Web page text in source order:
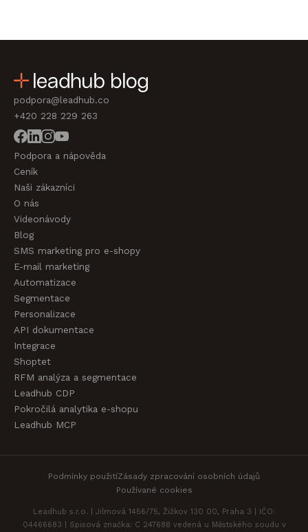
podpora@leadhub.co
+420 228 229 263
Podpora a nápověda
Ceník
Naši zákazníci
O nás
Videonávody
Blog
SMS marketing pro e-shopy
E-mail marketing
Automatizace
Segmentace
Personalizace
API dokumentace
Integrace
Shoptet
RFM analýza a segmentace
Leadhub CDP
Pokročilá analytika e-shopu
Leadhub MCP
Podmínky použitíZásady zpracování osobních údajů
Používané cookies
Leadhub s.r.o. | Jilmová 1456/75, Žižkov 130 00, Praha 3 | IČO:
04466683 | Spisová značka: C 247688 vedená u Městského soudu v